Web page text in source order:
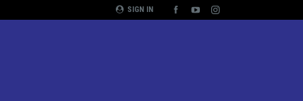
SIGN IN